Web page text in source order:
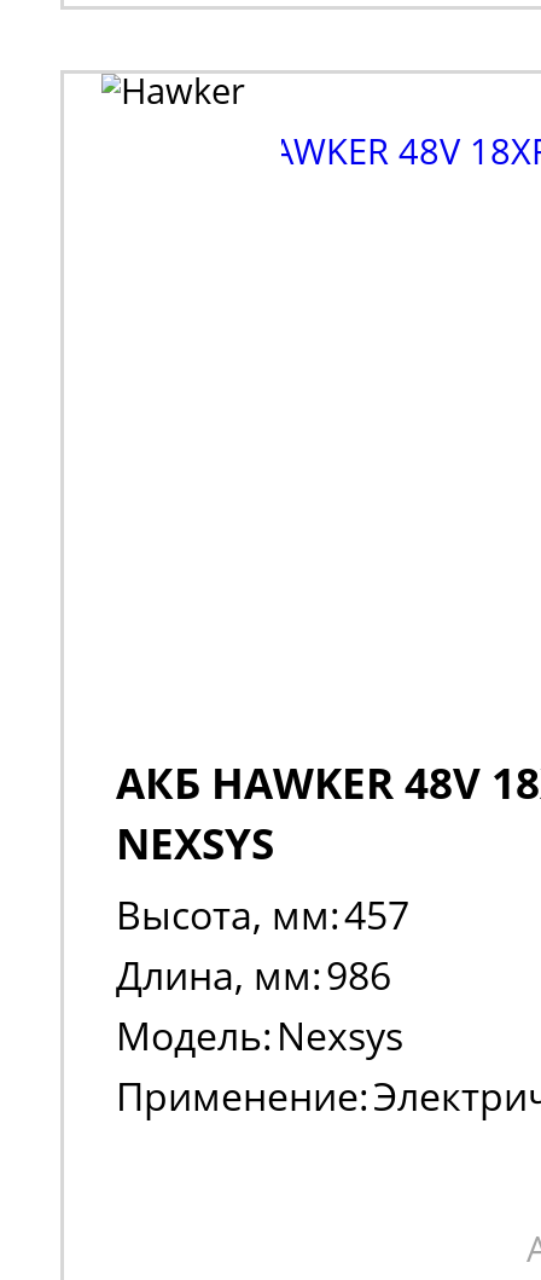
АКБ HAWKER 48V
NEXSYS
Высота, мм:457
Длина, мм:986
Модель: Nexsys
Применение: